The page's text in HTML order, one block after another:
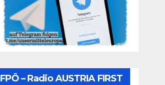
FPÖ – Radio AUSTRIA FIRST